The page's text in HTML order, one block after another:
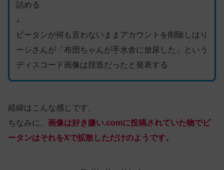
詰める
↓
ピータンが何も言わないままアカウントを削除しはり
ーシさんが「布団ちゃんが手水舎に放尿した」という
ディスコード画像は捏造だったと発表する
経緯はこんな感じです。
ちなみに、 画像は好き嫌い.comに投稿されていた物でピ
ータンはそれをXで拡散しただけのようです。